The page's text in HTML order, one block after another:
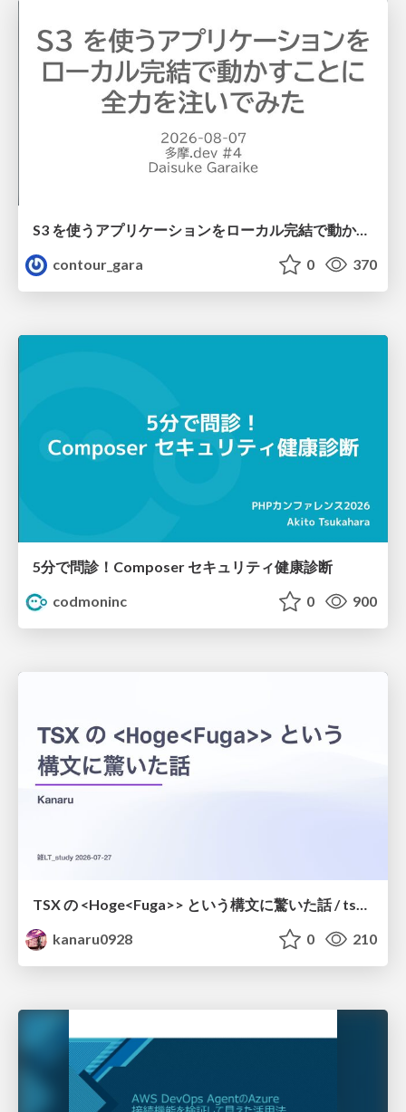
S3 を使うアプリケーションをローカル完結で動かすことに全力を注いでみた / Running S3 Apps Offline
contour_gara
0 370
5分で問診！Composer セキュリティ健康診断
codmoninc
0 900
TSX の <Hoge<Fuga>> という構文に驚いた話 / tsx-type-argument-syntax
kanaru0928
0 210